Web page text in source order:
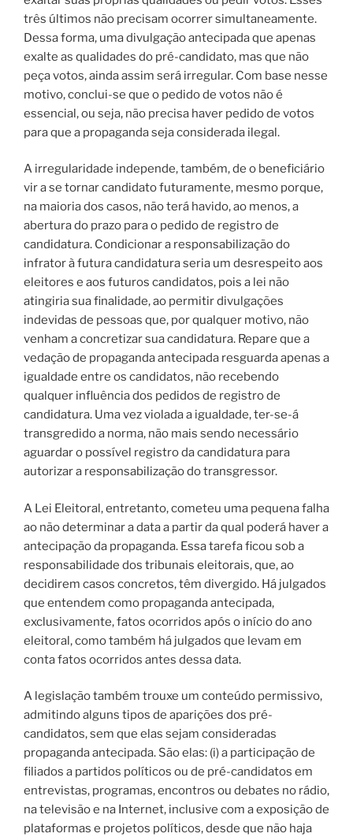
três últimos não precisam ocorrer simultaneamente.
Dessa forma, uma divulgação antecipada que apenas
exalte as qualidades do pré-candidato, mas que não
peça votos, ainda assim será irregular. Com base nesse
motivo, conclui-se que o pedido de votos não é
essencial, ou seja, não precisa haver pedido de votos
para que a propaganda seja considerada ilegal.
A irregularidade independe, também, de o beneficiário
vir a se tornar candidato futuramente, mesmo porque,
na maioria dos casos, não terá havido, ao menos, a
abertura do prazo para o pedido de registro de
candidatura. Condicionar a responsabilização do
infrator à futura candidatura seria um desrespeito aos
eleitores e aos futuros candidatos, pois a lei não
atingiria sua finalidade, ao permitir divulgações
indevidas de pessoas que, por qualquer motivo, não
venham a concretizar sua candidatura. Repare que a
vedação de propaganda antecipada resguarda apenas a
igualdade entre os candidatos, não recebendo
qualquer influência dos pedidos de registro de
candidatura. Uma vez violada a igualdade, ter-se-á
transgredido a norma, não mais sendo necessário
aguardar o possível registro da candidatura para
autorizar a responsabilização do transgressor.
A Lei Eleitoral, entretanto, cometeu uma pequena falha
ao não determinar a data a partir da qual poderá haver a
antecipação da propaganda. Essa tarefa ficou sob a
responsabilidade dos tribunais eleitorais, que, ao
decidirem casos concretos, têm divergido. Há julgados
que entendem como propaganda antecipada,
exclusivamente, fatos ocorridos após o início do ano
eleitoral, como também há julgados que levam em
conta fatos ocorridos antes dessa data.
A legislação também trouxe um conteúdo permissivo,
admitindo alguns tipos de aparições dos pré-
candidatos, sem que elas sejam consideradas
propaganda antecipada. São elas: (i) a participação de
filiados a partidos políticos ou de pré-candidatos em
entrevistas, programas, encontros ou debates no rádio,
na televisão e na Internet, inclusive com a exposição de
plataformas e projetos políticos, desde que não haja